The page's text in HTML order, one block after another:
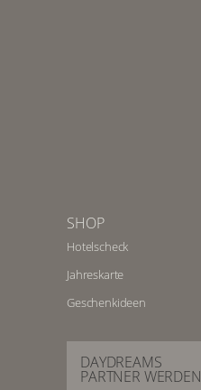
SHOP
Hotelscheck
Jahreskarte
Geschenkideen
DAYDREAMS
PARTNER WERDEN